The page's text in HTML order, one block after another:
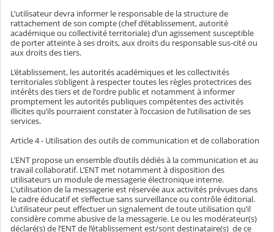
L’utilisateur devra informer le responsable de la structure de
rattachement de son compte (chef d’établissement, autorité
académique ou collectivité territoriale) d’un agissement susceptible
de porter atteinte à ses droits, aux droits du responsable sus-cité ou
aux droits des tiers.
L’établissement, les autorités académiques et les collectivités
territoriales s’obligent à respecter toutes les règles protectrices des
intérêts des tiers et de l'ordre public et notamment à informer
promptement les autorités publiques compétentes des activités
illicites qu’ils pourraient constater à l’occasion de l’utilisation de ses
services.
Article 4 - Utilisation des outils de communication et de collaboration
L’ENT propose un ensemble d’outils dédiés à la communication et au
travail collaboratif. L’ENT met notamment à disposition des
utilisateurs un module de messagerie électronique interne.
L'utilisation de la messagerie est réservée aux activités prévues dans
le cadre éducatif et s’effectue sans surveillance ou contrôle éditorial.
L’utilisateur peut effectuer un signalement de toute utilisation qu’il
considère comme abusive de la messagerie. Le ou les modérateur(s)
déclaré(s) de l’ENT de l’établissement est/sont destinataire(s) de ce